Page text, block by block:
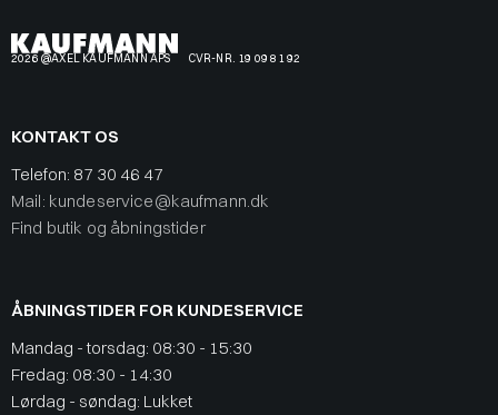
2026 @AXEL KAUFMANN APS CVR-NR. 19 09 81 92
KONTAKT OS
Telefon: 87 30 46 47
Mail: kundeservice@kaufmann.dk
Find butik og åbningstider
ÅBNINGSTIDER FOR KUNDESERVICE
Mandag - torsdag: 08:30 - 15:30
Fredag: 08:30 - 14:30
Lørdag - søndag: Lukket